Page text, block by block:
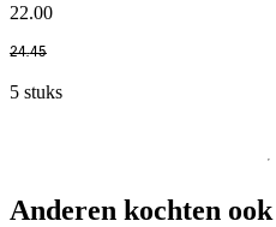
22.00
24.45
5 stuks
Anderen kochten ook